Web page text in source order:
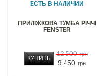
ЕСТЬ В НАЛИЧИИ
ПРИЛІЖКОВА ТУМБА РІЧЧІ
FENSTER
12 500 грн
9 450 грн
КУПИТЬ